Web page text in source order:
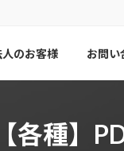
人のお客様 お問い
各種】